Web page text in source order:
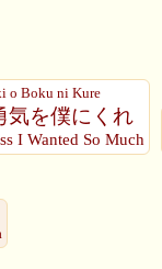
o Boku ni Kure
気を僕にくれ
I Wanted So Much